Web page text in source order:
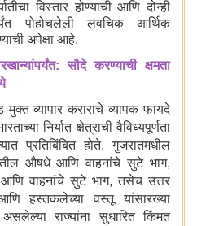
विस्तार होण्याची आणि दोन्ही
पोहोचलेली लवचिक आर्थिक
अपेक्षा आहे.
सौदे करण्याची क्षमता
मुक्त व्यापार कराराचे व्यापक फायदे
निर्यात क्षेत्राची वैविध्यपूर्णता
प्रतिबिंबित होते. गुजरातमधील
औषधे आणि वाहनांचे सुटे भाग,
वाहनांचे सुटे भाग, तसेच उत्तर
हस्तकलेच्या वस्तू यांसारख्या
असलेल्या राज्यांना सुधारित किंमत